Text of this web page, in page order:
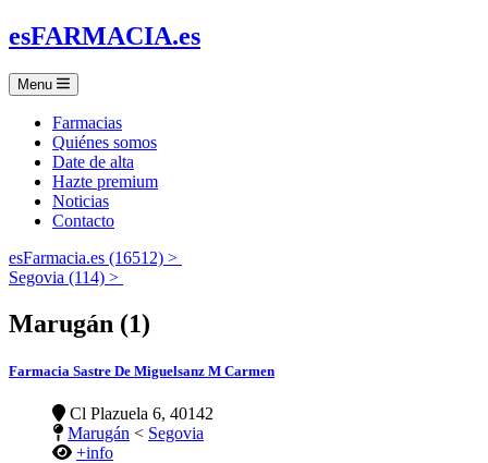
esFARMACIA.es
Menu
Farmacias
Quiénes somos
Date de alta
Hazte premium
Noticias
Contacto
esFarmacia.es (16512) >
Segovia (114) >
Marugán (1)
Farmacia Sastre De Miguelsanz M Carmen
Cl Plazuela 6, 40142
Marugán < Segovia
+info